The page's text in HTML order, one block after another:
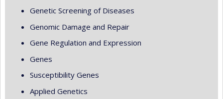
Genetic Screening of Diseases
Genomic Damage and Repair
Gene Regulation and Expression
Genes
Susceptibility Genes
Applied Genetics